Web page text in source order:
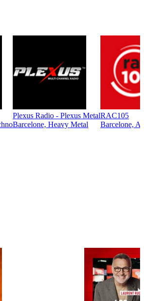
Plexus Radio - Plexus Metal
Barcelone, Heavy Metal
RAC105
Barcelone,